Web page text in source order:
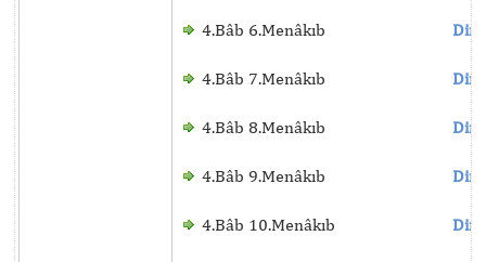
4.Bâb 6.Menâkıb
4.Bâb 7.Menâkıb
4.Bâb 8.Menâkıb
4.Bâb 9.Menâkıb
4.Bâb 10.Menâkıb